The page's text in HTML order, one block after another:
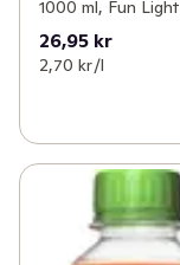
1000 ml, Fun Light
26,95 kr
2,70 kr /l